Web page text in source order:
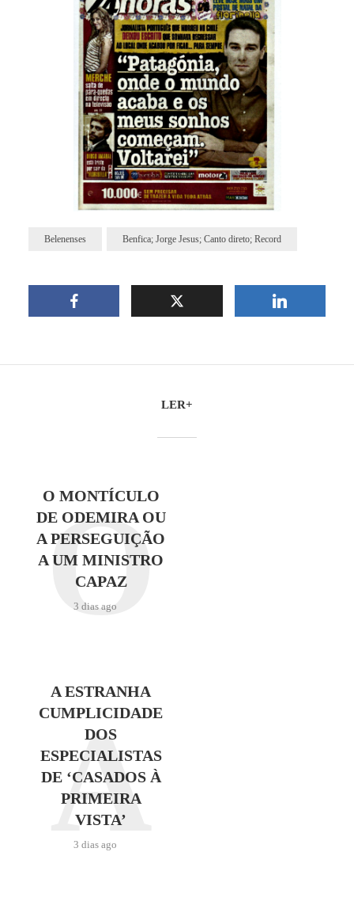
Belenenses Benfica; Jorge Jesus; Canto direto; Record
LER+
O MONTÍCULO
DE ODEMIRA OU
A PERSEGUIÇÃO
A UM MINISTRO
CAPAZ
3 dias ago
O
A ESTRANHA
CUMPLICIDADE
DOS
ESPECIALISTAS
DE ‘CASADOS À
PRIMEIRA
VISTA’
3 dias ago
A